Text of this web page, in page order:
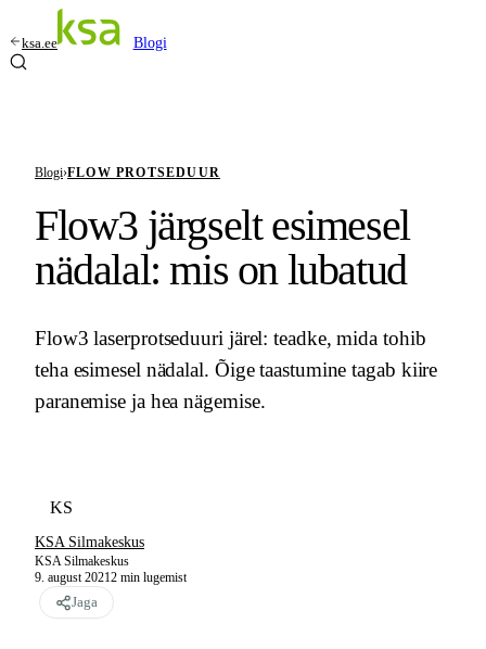
ksa.ee Blogi
Blogi›FLOW PROTSEDUUR
Flow3 järgselt esimesel
nädalal: mis on lubatud
Flow3 laserprotseduuri järel: teadke, mida tohib
teha esimesel nädalal. Õige taastumine tagab kiire
paranemise ja hea nägemise.
KS
KSA Silmakeskus
KSA Silmakeskus
9. august 20212 min lugemist
Jaga